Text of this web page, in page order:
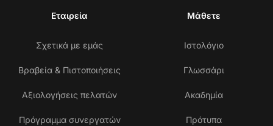
Εταιρεία
Σχετικά με εμάς
Βραβεία & Πιστοποιήσεις
Αξιολογήσεις πελατών
Πρόγραμμα συνεργατών
Μάθετε
Ιστολόγιο
Γλωσσάρι
Ακαδημία
Πρότυπα